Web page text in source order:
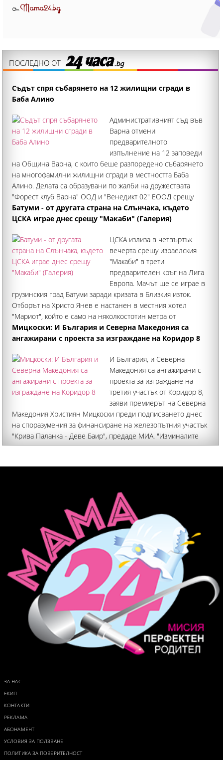
ОтMama24.bg
ПОСЛЕДНО ОТ
Съдът спря събарянето на 12 жилищни сгради в
Баба Алино
Административният съд във
Варна отмени
предварителното
изпълнение на 12 заповеди
на Община Варна, с които беше разпоредено събарянето
на многофамилни жилищни сгради в местността Баба
Алино. Делата са образувани по жалби на дружествата
"Форест клуб Варна" ООД и "Венедикт 02" ЕООД срещу
заповедите на кмета на Варна
Батуми - от другата страна на Слънчака, където
ЦСКА играе днес срещу "Макаби" (Галерия)
ЦСКА излиза в четвъртък
вечерта срещу израелския
"Макаби" в трети
предварителен кръг на Лига
Европа. Мачът ще се играе в
грузинския град Батуми заради кризата в Близкия изток.
Отборът на Христо Янев е настанен в местния хотел
"Мариот", който е само на няколкостотин метра от
стадиона, където ще се играе двубоят
Мицкоски: И България и Северна Македония са
ангажирани с проекта за изграждане на Коридор 8
И България, и Северна
Македония са ангажирани с
проекта за изграждане на
третия участък от Коридор 8,
заяви премиерът на Северна
Македония Християн Мицкоски преди подписването днес
на споразумения за финансиране на железопътния участък
"Крива Паланка - Деве Баир", предаде МИА. "Изминалите
две години на упорита работа изкристализираха
ЗА НАС
ЕКИП
КОНТАКТИ
РЕКЛАМА
АБОНАМЕНТ
УСЛОВИЯ ЗА ПОЛЗВАНЕ
ПОЛИТИКА ЗА ПОВЕРИТЕЛНОСТ